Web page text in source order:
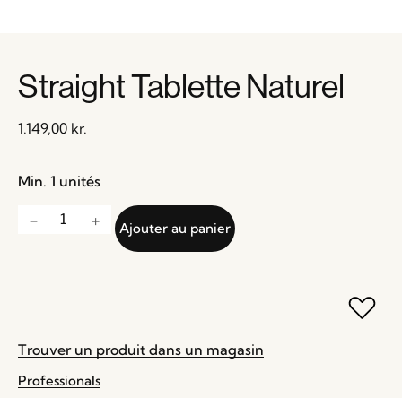
Straight Tablette Naturel
1.149,00 kr.
Min. 1 unités
Ajouter au panier
Trouver un produit dans un magasin
Professionals